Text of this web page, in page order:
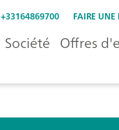
+33164869700 FAIRE
Société Offres